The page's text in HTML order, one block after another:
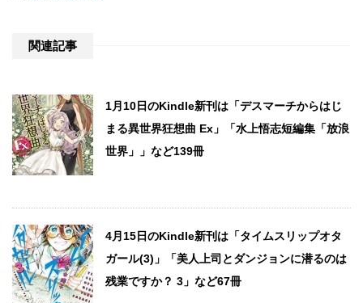
関連記事
1月10日のKindle新刊は「デスマーチからはじ
まる異世界狂想曲 Ex」「水上悟志短編集「放浪
世界」」など139冊
4月15日のKindle新刊は「タイムスリップオタ
ガール(3)」「美人上司とダンジョンに潜るのは
残業ですか？ 3」など67冊